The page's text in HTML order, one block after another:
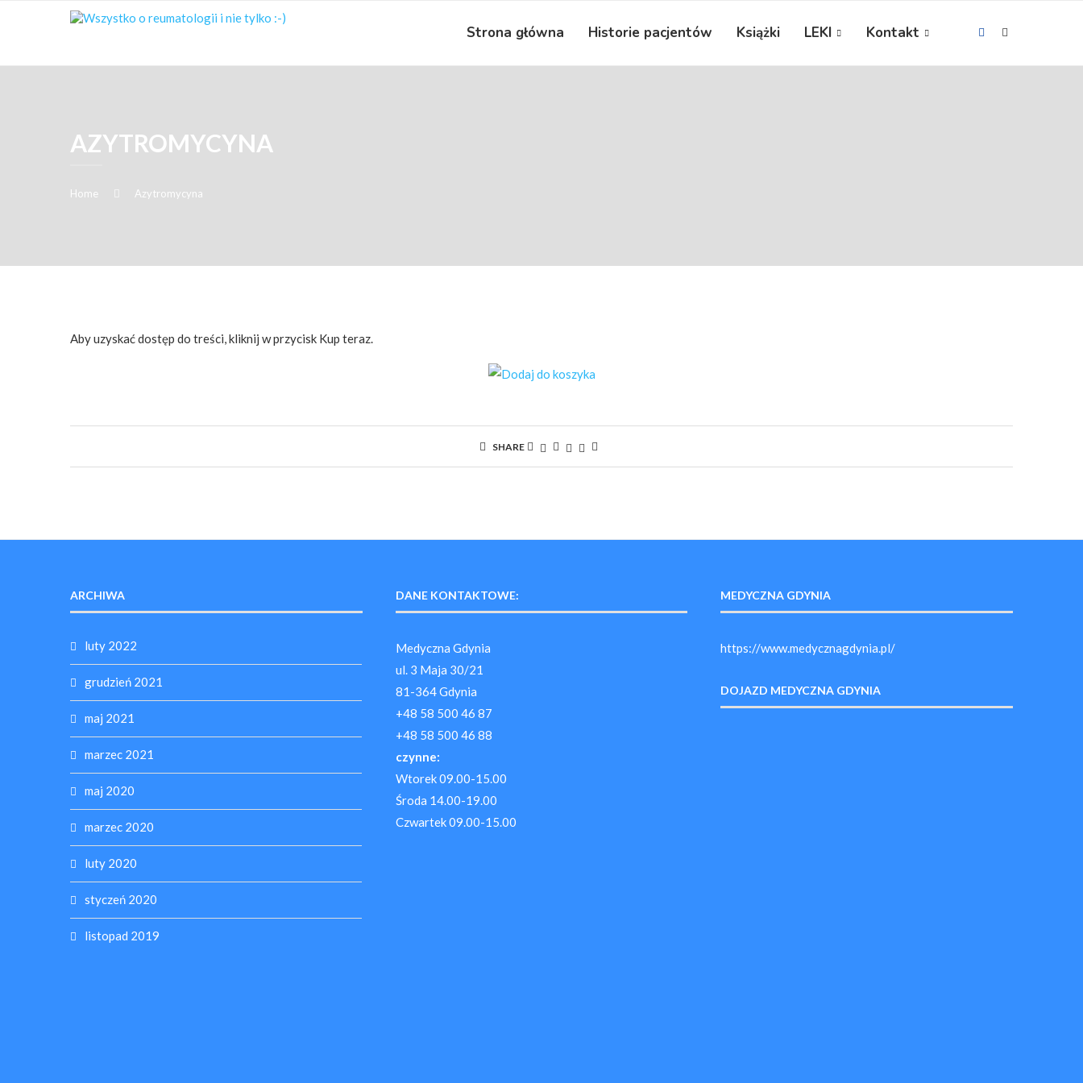
Strona główna Historie pacjentów Książki LEKI Kontakt
AZYTROMYCYNA
Home Azytromycyna
Aby uzyskać dostęp do treści, kliknij w przycisk Kup teraz.
SHARE
ARCHIWA
luty 2022
grudzień 2021
maj 2021
marzec 2021
maj 2020
marzec 2020
luty 2020
styczeń 2020
listopad 2019
DANE KONTAKTOWE:
Medyczna Gdynia
ul. 3 Maja 30/21
81-364 Gdynia
+48 58 500 46 87
+48 58 500 46 88
czynne:
Wtorek 09.00-15.00
Środa 14.00-19.00
Czwartek 09.00-15.00
MEDYCZNA GDYNIA
https://www.medycznagdynia.pl/
DOJAZD MEDYCZNA GDYNIA